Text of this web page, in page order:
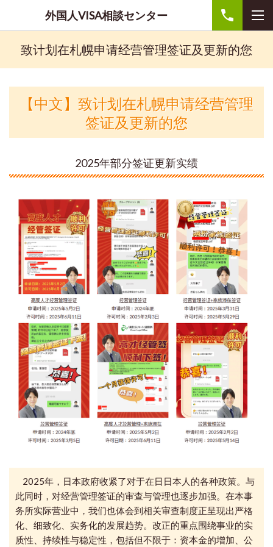
外国人VISA相談センター
致计划在札幌申请经营管理签证及更新的您
【中文】致计划在札幌申请经营管理
签证及更新的您
2025年部分签证更新实绩
2025年，日本政府收紧了对于在日日本人的各种政策。与
此同时， 对经营管理签证的审查与管理也逐步加强。在本事
务所实际营业中，我们也体会到相关审查制度正呈现出严格
化、细致化、实务化的发展趋势。 改正的重点围绕事业的实
质性、持续性与稳定性，包括但不限于：资本金的增加、公